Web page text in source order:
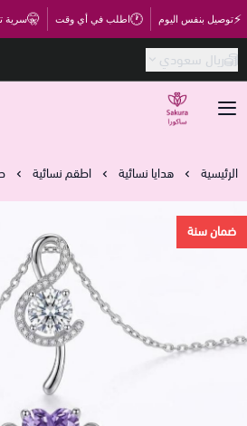
⚡توصيل بنفس اليوم 🕐اطلب في أي وقت 🤫سرية
ريال سعودي
متجر ساكورا
الرئيسية هدايا نسائية اطقم نسائية
ضمان سنة